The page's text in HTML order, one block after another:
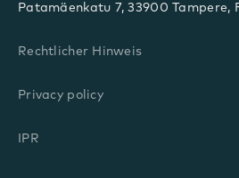
Patamäenkatu 7, 33900 Tampere,
Rechtlicher Hinweis
Privacy policy
IPR